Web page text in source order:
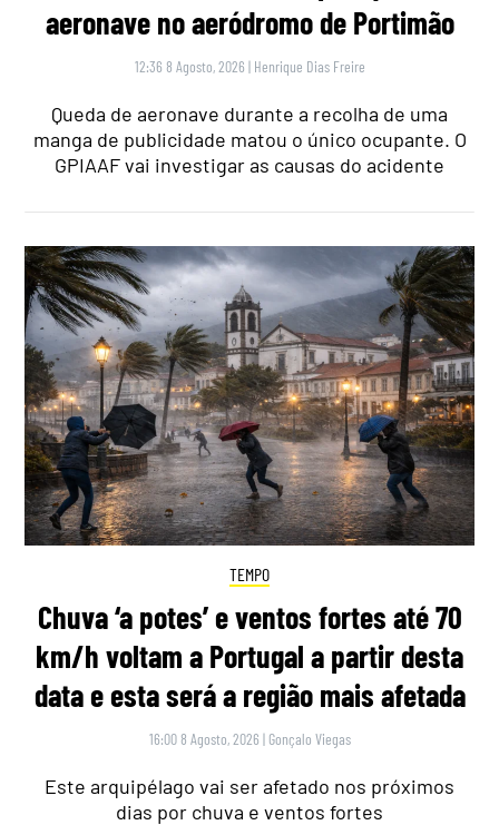
aeronave no aeródromo de Portimão
12:36 8 Agosto, 2026 | Henrique Dias Freire
Queda de aeronave durante a recolha de uma
manga de publicidade matou o único ocupante. O
GPIAAF vai investigar as causas do acidente
TEMPO
Chuva ‘a potes’ e ventos fortes até 70
km/h voltam a Portugal a partir desta
data e esta será a região mais afetada
16:00 8 Agosto, 2026 | Gonçalo Viegas
Este arquipélago vai ser afetado nos próximos
dias por chuva e ventos fortes